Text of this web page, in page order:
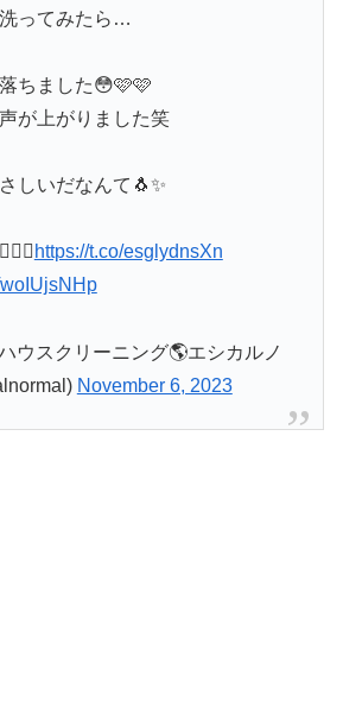
ってみたら…
ちました😳🩷🩷
が上がりました笑
しいだなんて🐧✨
https://t.co/esglydnsXn
ウスクリーニング🌎エシカルノ
November 6, 2023